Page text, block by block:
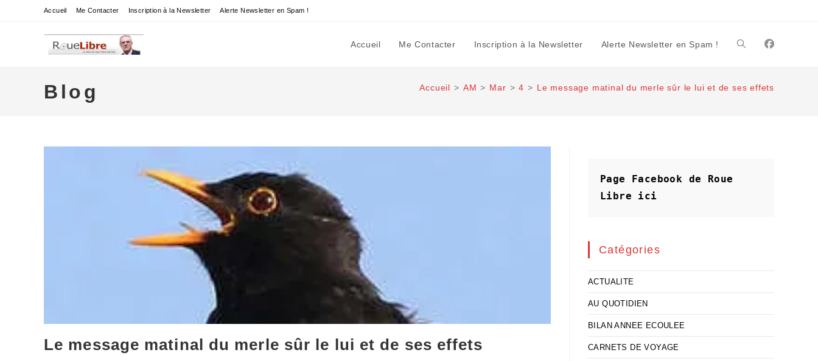
Accueil Me Contacter Inscription à la Newsletter Alerte Newsletter en Spam !
Accueil Me Contacter Inscription à la Newsletter Alerte Newsletter en Spam ! Toggle
website
Blog Accueil > AM > Mar > 4 > Le message matinal du merle sûr le lui et de ses effets
Le message matinal du merle sûr le lui et de ses effets
Page Facebook de Roue
Libre
ici
Catégories
ACTUALITE
AU QUOTIDIEN
BILAN ANNEE ECOULEE
CARNETS DE VOYAGE